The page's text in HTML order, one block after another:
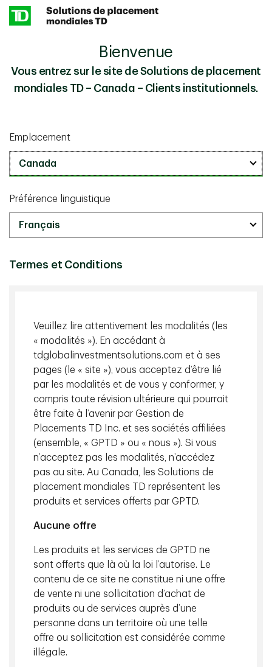
Skip to main content
20 ans de rendement pour les
actionnaires : notre philosophie de
placement et notre processus en
Découvrez comment la stratégie de rendement total des
actionnaires génère des rendements grâce aux
dividendes.
Actualités du marché et
perspectives
En tant qu’institution axée sur les nouvelles idées, notre
objectif est de fournir aux clients des perspectives
d’intérêt sur les concepts de placement novateurs et les
événements du marché.
Filtrer
Bienvenue
Vous entrez sur le site de Solutions de placement
mondiales TD – Canada – Clients institutionnels.
Emplacement
Préférence linguistique
Termes et Conditions
Veuillez lire attentivement les modalités (les
« modalités »). En accédant à
tdglobalinvestmentsolutions.com et à ses
pages (le « site »), vous acceptez d’être lié
par les modalités et de vous y conformer, y
compris toute révision ultérieure qui pourrait
être faite à l’avenir par Gestion de
Placements TD Inc. et ses sociétés affiliées
(ensemble, « GPTD » ou « nous »). Si vous
n’acceptez pas les modalités, n’accédez
pas au site. Au Canada, les Solutions de
placement mondiales TD représentent les
produits et services offerts par GPTD.
Aucune offre
Les produits et les services de GPTD ne
sont offerts que là où la loi l’autorise. Le
contenu de ce site ne constitue ni une offre
de vente ni une sollicitation d’achat de
produits ou de services auprès d’une
personne dans un territoire où une telle
offre ou sollicitation est considérée comme
illégale.